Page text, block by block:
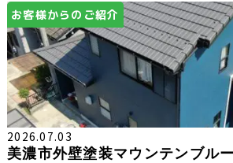
お客様からのご紹介
2026.07.03
美濃市外壁塗装マウンテンブル